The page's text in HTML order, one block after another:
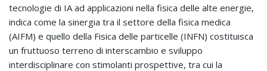
tecnologie di IA ad applicazioni nella fisica delle alte energie,
indica come la sinergia tra il settore della fisica medica
(AIFM) e quello della Fisica delle particelle (INFN) costituisca
un fruttuoso terreno di interscambio e sviluppo
interdisciplinare con stimolanti prospettive, tra cui la